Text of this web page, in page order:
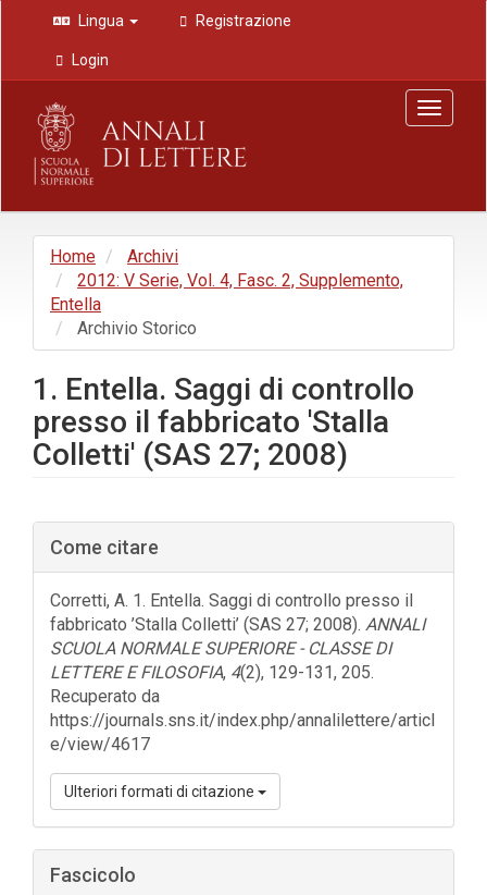
Navigazione
principale
Contenuto
principale
Barra
laterale
Lingua Registrazione
Login
Toggle
Home
Archivi
2012: V Serie, Vol. 4, Fasc. 2, Supplemento,
Entella
Archivio Storico
1. Entella. Saggi di controllo
presso il fabbricato 'Stalla
Colletti' (SAS 27; 2008)
Barra
laterale
dell'articolo
Come citare
Corretti, A. 1. Entella. Saggi di controllo presso il
fabbricato ’Stalla Colletti’ (SAS 27; 2008). ANNALI
SCUOLA NORMALE SUPERIORE - CLASSE DI
LETTERE E FILOSOFIA, 4(2), 129-131, 205.
Recuperato da
https://journals.sns.it/index.php/annalilettere/articl
e/view/4617
Ulteriori formati di citazione
Fascicolo